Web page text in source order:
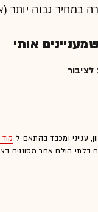
גבוה יותר
אותי
ענייני ומכבד בהתאם ל
בלתי הולם אחר מסוננים